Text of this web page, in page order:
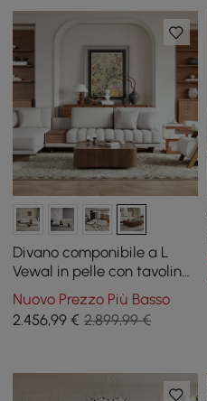
Divano componibile a L
Vewal in pelle con tavolino
da caffè quadrato
Nuovo Prezzo Più Basso
2.456,99 € 2.899,99 €